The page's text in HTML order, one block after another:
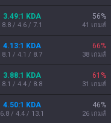
3.49:1 KDA
8.8 / 4.6 / 7.1
56%
41 เกมส์
4.13:1 KDA
8.1 / 4.1 / 8.7
66%
38 เกมส์
3.88:1 KDA
8.1 / 4.4 / 8.8
61 %
31 เกมส์
4.50:1 KDA
6.8 / 4.4 / 13.1
46%
26 เกมส์